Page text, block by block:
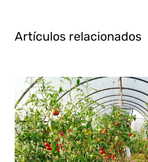
Artículos relacionados